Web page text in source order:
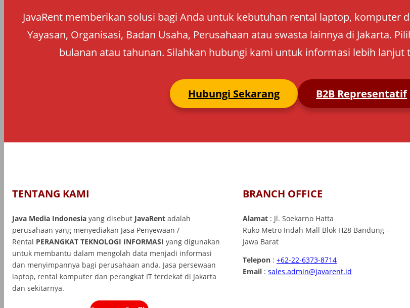
JavaRent memberikan solusi bagi Anda untuk kebutuhan rental laptop, komputer
Yayasan, Organisasi, Badan Usaha, Perusahaan atau swasta lainnya di Jakarta.
bulanan atau tahunan. Silahkan hubungi kami untuk informasi lebih
Hubungi Sekarang B2B Representatif
TENTANG KAMI
Java Media Indonesia yang disebut JavaRent adalah
perusahaan yang menyediakan Jasa Penyewaan /
Rental PERANGKAT TEKNOLOGI INFORMASI yang digunakan
untuk membantu dalam mengolah data menjadi informasi
dan menyimpannya bagi perusahaan anda. Jasa persewaan
laptop, rental komputer dan perangkat IT terdekat di Jakarta
dan sekitarnya.
BRANCH OFFICE
Alamat : Jl. Soekarno Hatta
Ruko Metro Indah Mall Blok H28 Bandung –
Jawa Barat
Telepon : +62-22-6373-8714
Email : sales.admin@javarent.id